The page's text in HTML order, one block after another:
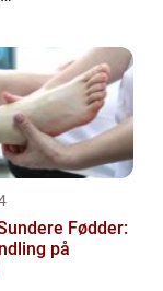
Fødder:
på